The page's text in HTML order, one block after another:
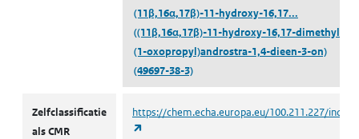
(11β,16α,17β)-11-hydroxy-16,17...
((11β,16α,17β)-11-hydroxy-16,17-dimethyl-17-
(1-oxopropyl)androstra-1,4-dieen-3-on)
(49697-38-3)
Zelfclassificatie
als CMR
https://chem.echa.europa.eu/100.211.227/